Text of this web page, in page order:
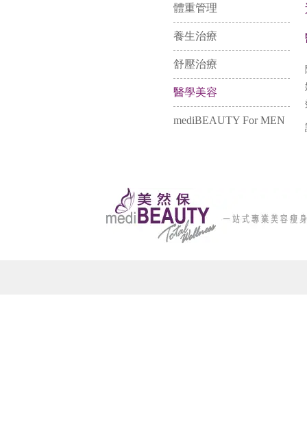
體重管理
養生治療
舒壓治療
醫學美容
mediBEAUTY For MEN